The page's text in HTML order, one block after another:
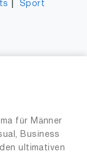
Sport
für Männer
Business
ultimativen